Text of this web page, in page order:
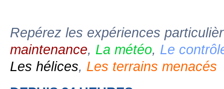
Repérez les expériences
maintenance, La météo, Le
Les hélices, Les terrains menacés